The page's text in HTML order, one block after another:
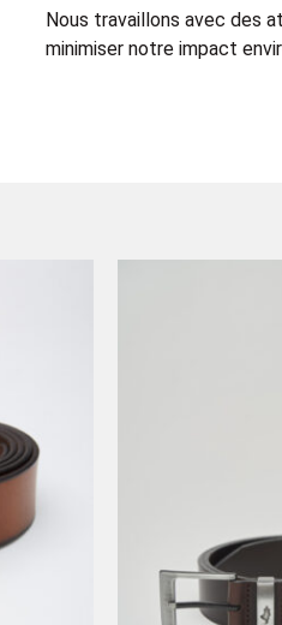
Nous travaillons avec des
minimiser notre impact